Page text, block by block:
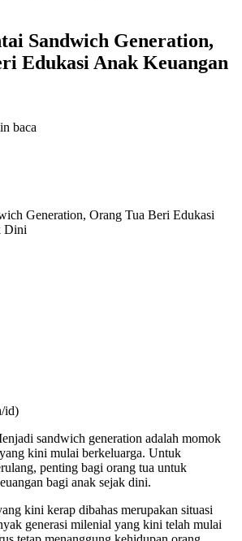
Sandwich Generation,
Edukasi Anak Keuangan
baca
Generation, Orang Tua Beri Edukasi
Dini
id)
sandwich generation adalah momok
kini mulai berkeluarga. Untuk
penting bagi orang tua untuk
bagi anak sejak dini.
kini kerap dibahas merupakan situasi
generasi milenial yang kini telah mulai